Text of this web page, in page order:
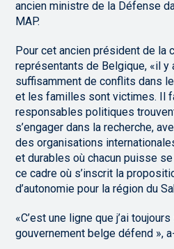
ancien ministre de la Défense
MAP.
Pour cet ancien président de la
représentants de Belgique, «il y
suffisamment de conflits dans
et les familles sont victimes. Il
responsables politiques
s’engager dans la recherche,
des organisations
et durables où chacun puisse
ce cadre où s’inscrit la
d’autonomie pour la région du
«C’est une ligne que j’ai
gouvernement belge défend »,